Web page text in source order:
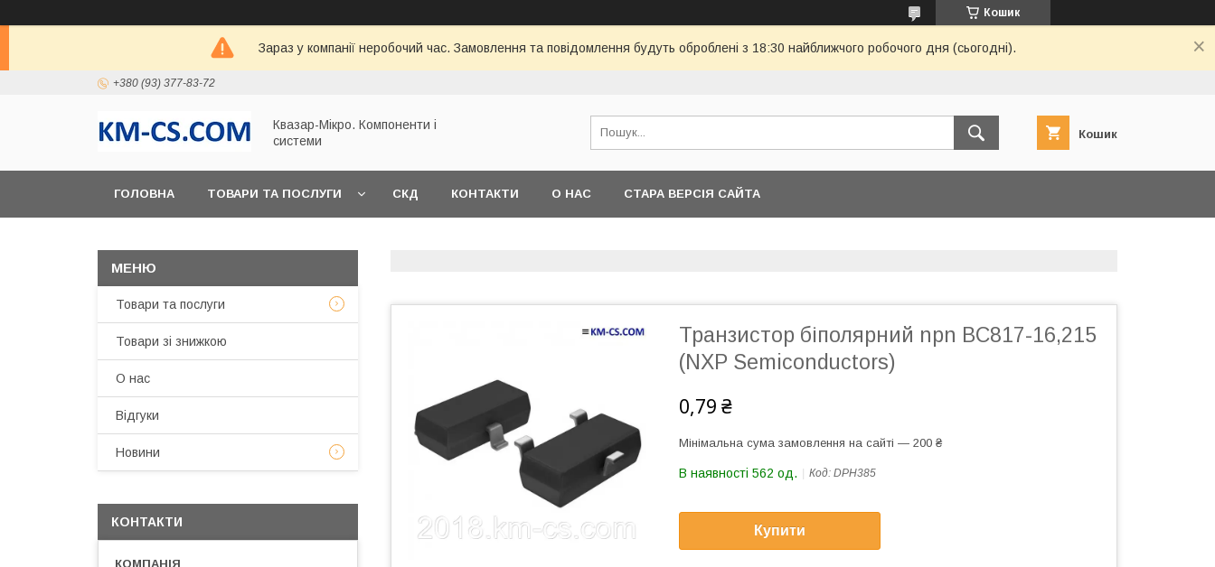
Кошик
Зараз у компанії неробочий час. Замовлення та повідомлення будуть оброблені з 18:30 найближчого робочого дня (сьогодні).
+380 (93) 377-83-72
Квазар-Мікро. Компоненти і
системи
Кошик
ГОЛОВНА ТОВАРИ ТА ПОСЛУГИ СКД КОНТАКТИ О НАС СТАРА ВЕРСІЯ САЙТА
Транзистор біполярний npn BC817-16,215
(NXP Semiconductors)
0,79 ₴
Мінімальна сума замовлення на сайті — 200 ₴
В наявності 562 од. Код: DPH385
Купити
Товари та послуги
Товари зі знижкою
О нас
Відгуки
Новини
КОНТАКТИ